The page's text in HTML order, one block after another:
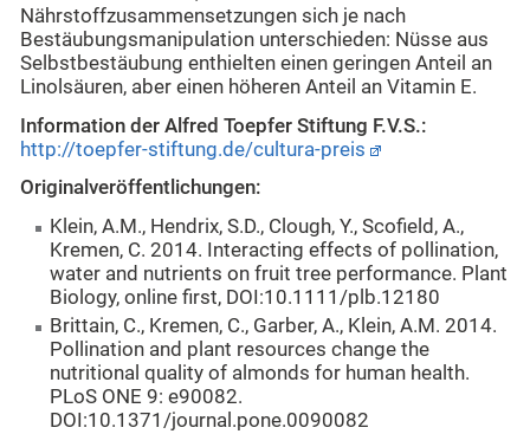
Nährstoffzusammensetzungen sich je nach
Bestäubungsmanipulation unterschieden: Nüsse aus
Selbstbestäubung enthielten einen geringen Anteil an
Linolsäuren, aber einen höheren Anteil an Vitamin E.
Information der Alfred Toepfer Stiftung F.V.S.:
http://toepfer-stiftung.de/cultura-preis
Originalveröffentlichungen:
Klein, A.M., Hendrix, S.D., Clough, Y., Scofield, A.,
Kremen, C. 2014. Interacting effects of pollination,
water and nutrients on fruit tree performance. Plant
Biology, online first, DOI:10.1111/plb.12180
Brittain, C., Kremen, C., Garber, A., Klein, A.M. 2014.
Pollination and plant resources change the
nutritional quality of almonds for human health.
PLoS ONE 9: e90082.
DOI:10.1371/journal.pone.0090082